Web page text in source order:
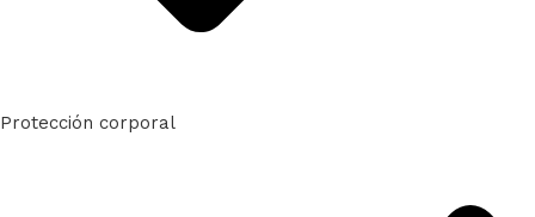
Protección corporal